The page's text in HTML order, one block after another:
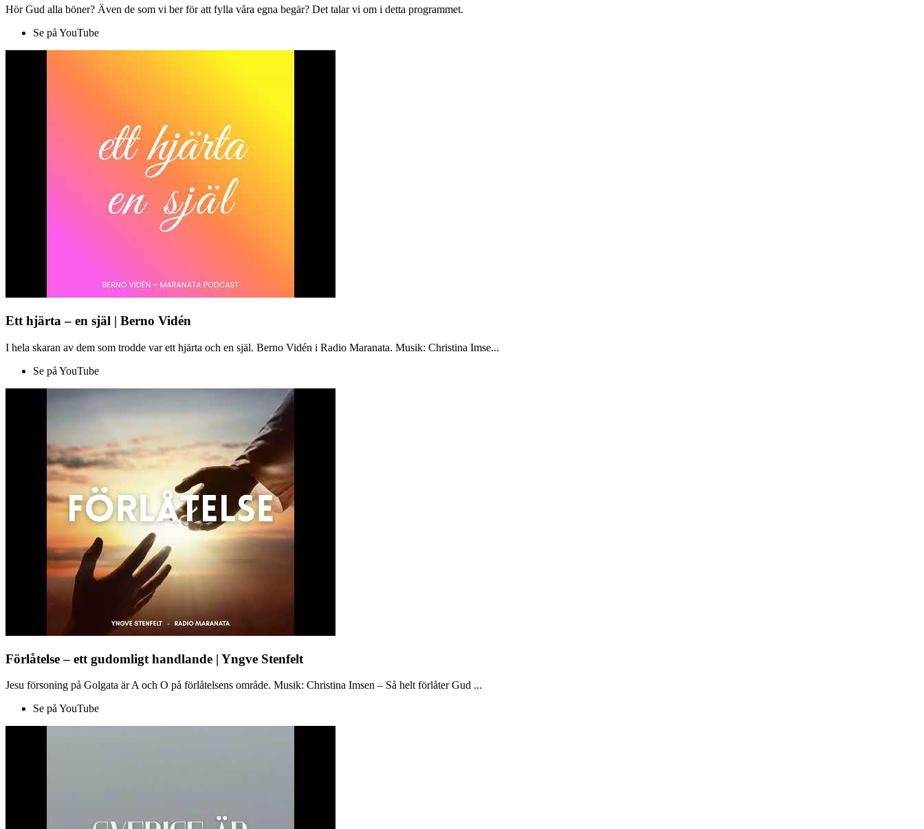
Hör Gud alla böner? Även de som vi ber för att fylla våra egna begär? Det talar vi om i detta programmet.
Se på YouTube
Ett hjärta – en själ | Berno Vidén
I hela skaran av dem som trodde var ett hjärta och en själ. Berno Vidén i Radio Maranata. Musik: Christina Imse...
Se på YouTube
Förlåtelse – ett gudomligt handlande | Yngve Stenfelt
Jesu försoning på Golgata är A och O på förlåtelsens område. Musik: Christina Imsen – Så helt förlåter Gud ...
Se på YouTube